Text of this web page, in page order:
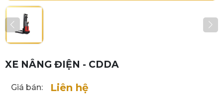
XE NÂNG ĐIỆN - CDDA
Giá bán: Liên hệ